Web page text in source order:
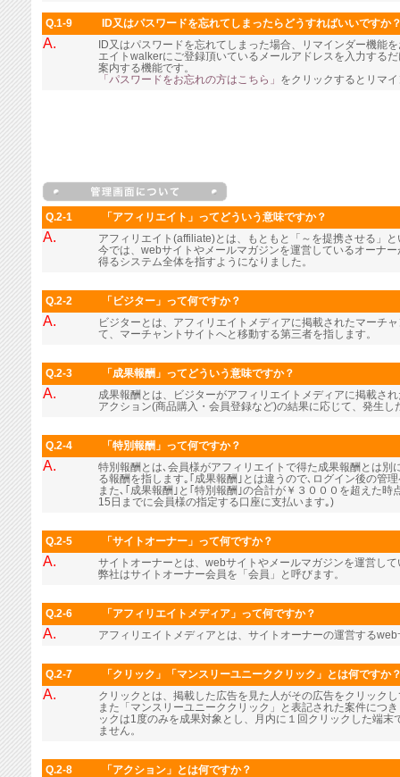
Q.1-9 ID又はパスワードを忘れてしまったらどうすればいいですか
A.
ID又はパスワードを忘れてしまった場合、リマインダー機能
エイトwalkerにご登録頂いているメールアドレスを入力する
案内する機能です。
「パスワードをお忘れの方はこちら」 をクリックするとリマ
Q.2-1 「アフィリエイト」ってどういう意味ですか？
A.
アフィリエイト(affiliate)とは、もともと「～を提携させる」
今では、webサイトやメールマガジンを運営しているオーナ
得るシステム全体を指すようになりました。
Q.2-2 「ビジター」って何ですか？
A.
ビジターとは、アフィリエイトメディアに掲載されたマーチ
て、マーチャントサイトへと移動する第三者を指します。
Q.2-3 「成果報酬」ってどういう意味ですか？
A.
成果報酬とは、ビジターがアフィリエイトメディアに掲載さ
アクション(商品購入・会員登録など)の結果に応じて、発生し
Q.2-4 「特別報酬」って何ですか？
A.
特別報酬とは､会員様がアフィリエイトで得た成果報酬とは
る報酬を指します｡｢成果報酬｣とは違うので､ログイン後の管
また､｢成果報酬｣と｢特別報酬｣の合計が￥３０００を超えた
15日までに会員様の指定する口座に支払います｡)
Q.2-5 「サイトオーナー」って何ですか？
A.
サイトオーナーとは、webサイトやメールマガジンを運営し
弊社はサイトオーナー会員を「会員」と呼びます。
Q.2-6 「アフィリエイトメディア」って何ですか？
A. アフィリエイトメディアとは、サイトオーナーの運営する
Q.2-7 「クリック」「マンスリーユニーククリック」とは何ですか
A.
クリックとは、掲載した広告を見た人がその広告をクリック
また「マンスリーユニーククリック」と表記された案件につ
ックは1度のみを成果対象とし、月内に１回クリックした端
ません。
Q.2-8 「アクション」とは何ですか？